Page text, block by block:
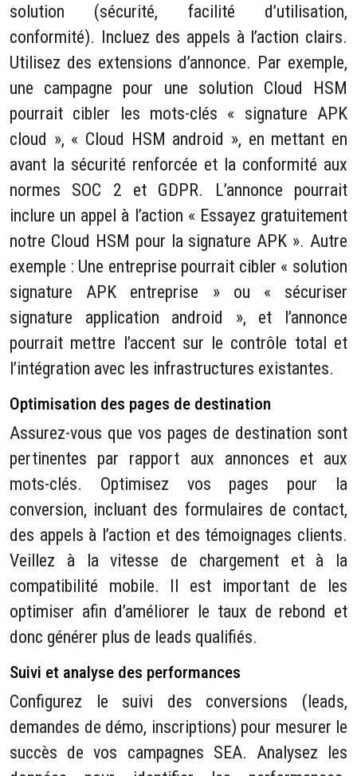
solution (sécurité, facilité d’utilisation,
conformité). Incluez des appels à l’action clairs.
Utilisez des extensions d’annonce. Par exemple,
une campagne pour une solution Cloud HSM
pourrait cibler les mots-clés « signature APK
cloud », « Cloud HSM android », en mettant en
avant la sécurité renforcée et la conformité aux
normes SOC 2 et GDPR. L’annonce pourrait
inclure un appel à l’action « Essayez gratuitement
notre Cloud HSM pour la signature APK ». Autre
exemple : Une entreprise pourrait cibler « solution
signature APK entreprise » ou « sécuriser
signature application android », et l’annonce
pourrait mettre l’accent sur le contrôle total et
l’intégration avec les infrastructures existantes.
Optimisation des pages de destination
Assurez-vous que vos pages de destination sont
pertinentes par rapport aux annonces et aux
mots-clés. Optimisez vos pages pour la
conversion, incluant des formulaires de contact,
des appels à l’action et des témoignages clients.
Veillez à la vitesse de chargement et à la
compatibilité mobile. Il est important de les
optimiser afin d’améliorer le taux de rebond et
donc générer plus de leads qualifiés.
Suivi et analyse des performances
Configurez le suivi des conversions (leads,
demandes de démo, inscriptions) pour mesurer le
succès de vos campagnes SEA. Analysez les